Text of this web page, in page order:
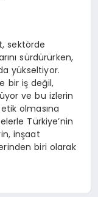
sektörde
sürdürürken,
yükseltiyor.
bir iş değil,
ve bu izlerin
olmasına
Türkiye’nin
inşaat
biri olarak